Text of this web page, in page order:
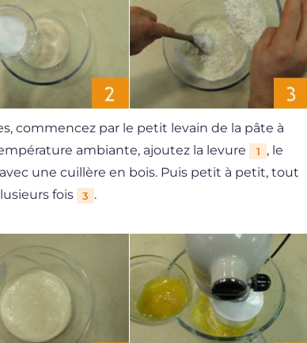
commencez par le petit levain de la pâte à
ambiante, ajoutez la levure
1
, le
une cuillère en bois. Puis petit à petit, tout
fois
3 .